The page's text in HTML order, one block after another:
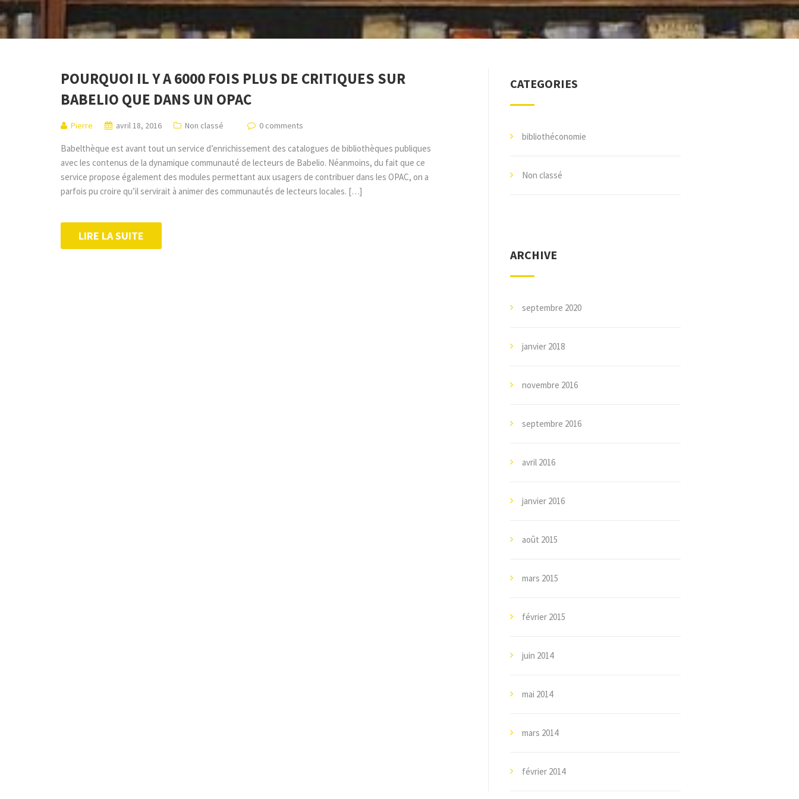
POURQUOI IL Y A 6000 FOIS PLUS DE CRITIQUES SUR
BABELIO QUE DANS UN OPAC
Pierre avril 18, 2016 Non classé 0 comments
Babelthèque est avant tout un service d’enrichissement des catalogues de bibliothèques publiques
avec les contenus de la dynamique communauté de lecteurs de Babelio. Néanmoins, du fait que ce
service propose également des modules permettant aux usagers de contribuer dans les OPAC, on a
parfois pu croire qu’il servirait à animer des communautés de lecteurs locales. […]
LIRE LA SUITE
CATEGORIES
bibliothéconomie
Non classé
ARCHIVE
septembre 2020
janvier 2018
novembre 2016
septembre 2016
avril 2016
janvier 2016
août 2015
mars 2015
février 2015
juin 2014
mai 2014
mars 2014
février 2014